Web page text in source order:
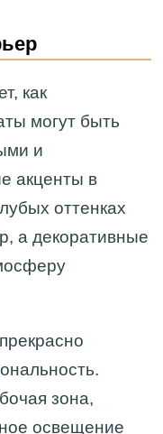
как
могут быть
и
акценты в
оттенках
а декоративные
зона,
освещение